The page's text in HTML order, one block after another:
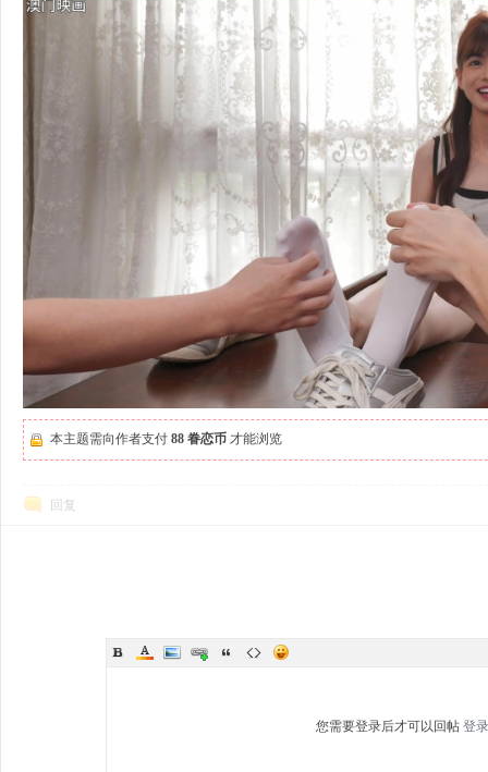
本主题需向作者支付 88 眷恋币 才能浏览
回复
您需要登录后才可以回帖 登录